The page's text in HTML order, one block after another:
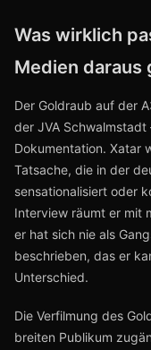
Was wirklich
Medien daraus
Der Goldraub auf der
der JVA
Dokumentation. Xatar
Tatsache, die in der
sensationalisiert oder
Interview räumt er mit
er hat sich nie als
beschrieben, das er
Unterschied.
Die Verfilmung des
breiten Publikum